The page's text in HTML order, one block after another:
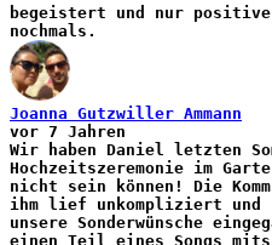
begeistert und nur
nochmals.
Joanna Gutzwiller Ammann
vor 7 Jahren
Wir haben Daniel letzten
Hochzeitszeremonie im
nicht sein können! Die
ihm lief unkompliziert
unsere Sonderwünsche
einen Teil eines Songs